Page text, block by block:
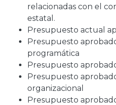
relacionadas con el
estatal.
Presupuesto actual
Presupuesto
programática
Presupuesto
Presupuesto
organizacional
Presupuesto